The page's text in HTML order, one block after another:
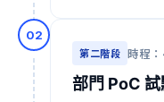
02
第二階段 時程
部門 PoC